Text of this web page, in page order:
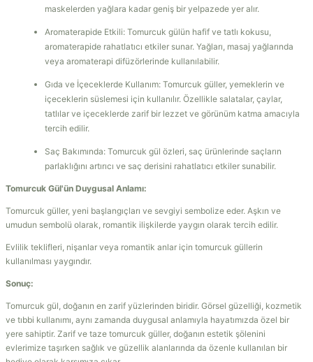
maskelerden yağlara kadar geniş bir yelpazede yer alır.
Aromaterapide Etkili: Tomurcuk gülün hafif ve tatlı kokusu,
aromaterapide rahatlatıcı etkiler sunar. Yağları, masaj yağlarında
veya aromaterapi difüzörlerinde kullanılabilir.
Gıda ve İçeceklerde Kullanım: Tomurcuk güller, yemeklerin ve
içeceklerin süslemesi için kullanılır. Özellikle salatalar, çaylar,
tatlılar ve içeceklerde zarif bir lezzet ve görünüm katma amacıyla
tercih edilir.
Saç Bakımında: Tomurcuk gül özleri, saç ürünlerinde saçların
parlaklığını artırıcı ve saç derisini rahatlatıcı etkiler sunabilir.
Tomurcuk Gül'ün Duygusal Anlamı:
Tomurcuk güller, yeni başlangıçları ve sevgiyi sembolize eder. Aşkın ve
umudun sembolü olarak, romantik ilişkilerde yaygın olarak tercih edilir.
Evlilik teklifleri, nişanlar veya romantik anlar için tomurcuk güllerin
kullanılması yaygındır.
Sonuç:
Tomurcuk gül, doğanın en zarif yüzlerinden biridir. Görsel güzelliği, kozmetik
ve tıbbi kullanımı, aynı zamanda duygusal anlamıyla hayatımızda özel bir
yere sahiptir. Zarif ve taze tomurcuk güller, doğanın estetik şölenini
evlerimize taşırken sağlık ve güzellik alanlarında da özenle kullanılan bir